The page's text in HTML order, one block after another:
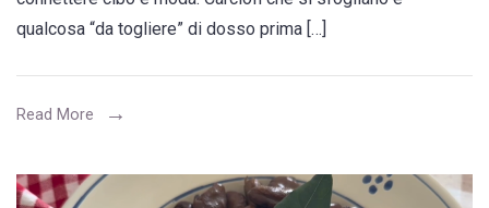
come
di
raggiungere
qualcosa “da togliere” di dosso prima […]
Read More